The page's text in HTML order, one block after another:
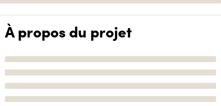
À propos du projet